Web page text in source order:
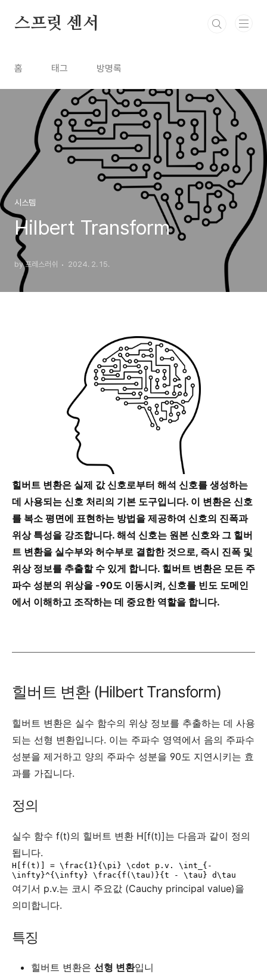
스프릿 센서
홈 태그 방명록
시스템
Hilbert Transform
by 프레스러쉬 2024. 2. 15.
힐버트 변환은 실제 값 신호로부터 해석 신호를 생성하는
데 사용되는 신호 처리의 기본 도구입니다. 이 변환은 신호
를 복소 평면에 표현하는 방법을 제공하여 신호의 진폭과
위상 특성을 강조합니다. 해석 신호는 원본 신호와 그 힐버
트 변환을 실수부와 허수부로 결합한 것으로, 즉시 진폭 및
위상 정보를 추출할 수 있게 합니다. 힐버트 변환은 모든 주
파수 성분의 위상을 -90도 이동시켜, 신호를 빈도 도메인
에서 이해하고 조작하는 데 중요한 역할을 합니다.
힐버트 변환 (Hilbert Transform)
힐버트 변환은 실수 함수의 위상 정보를 추출하는 데 사용
되는 선형 변환입니다. 이는 주파수 영역에서 음의 주파수
성분을 제거하고 양의 주파수 성분을 90도 지연시키는 효
과를 가집니다.
정의
실수 함수 f(t)의 힐버트 변환 H[f(t)]는 다음과 같이 정의
됩니다.
H[f(t)] = \frac{1}{\pi} \cdot p.v. \int_{-
여기서 p.v.는 코시 주요값 (Cauchy principal value)을
의미합니다.
특징
힐버트 변환은 선형 변환입니